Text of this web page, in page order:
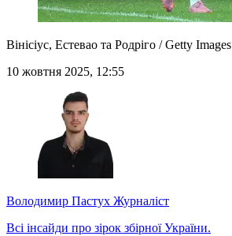
Вінісіус, Естевао та Родріго / Getty Images
10 жовтня 2025, 12:55
Володимир Пастух Журналіст
Всі інсайди про зірок збірної України.